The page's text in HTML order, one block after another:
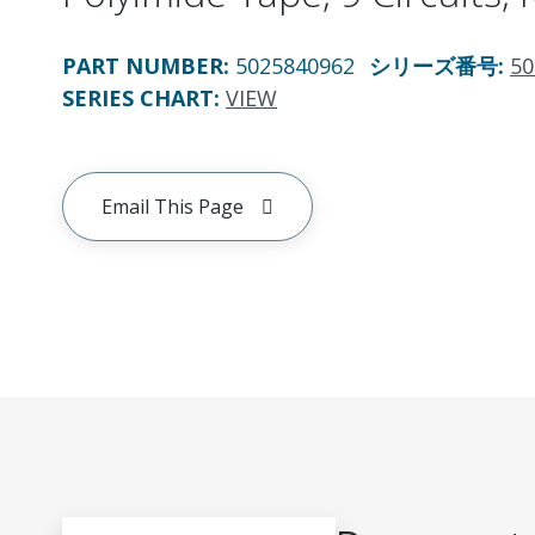
PART NUMBER: 5025840962 シリーズ番号:
SERIES CHART: VIEW
Email This Page